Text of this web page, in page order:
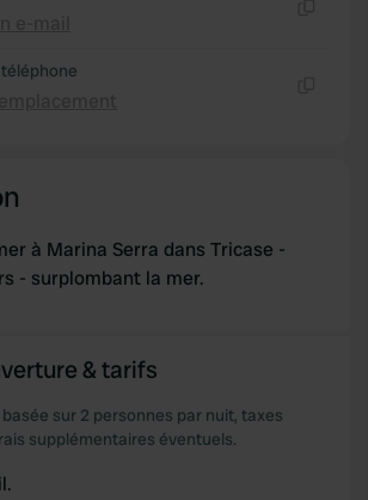
à Marina Serra dans Tricase -
- surplombant la mer.
& tarifs
sur 2 personnes par nuit, taxes
supplémentaires éventuels.